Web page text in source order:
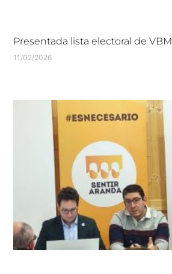
Presentada lista electoral de VBM
11/02/2026